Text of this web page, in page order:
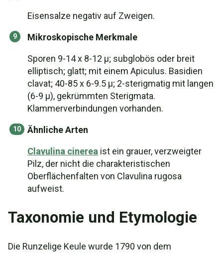
Eisensalze negativ auf Zweigen.
Mikroskopische Merkmale
Sporen 9-14 x 8-12 µ; subglobös oder breit
elliptisch; glatt; mit einem Apiculus. Basidien
clavat; 40-85 x 6-9.5 µ; 2-sterigmatig mit langen
(6-9 µ), gekrümmten Sterigmata.
Klammerverbindungen vorhanden.
Ähnliche Arten
Clavulina cinerea ist ein grauer, verzweigter
Pilz, der nicht die charakteristischen
Oberflächenfalten von Clavulina rugosa
aufweist.
Taxonomie und Etymologie
Die Runzelige Keule wurde 1790 von dem